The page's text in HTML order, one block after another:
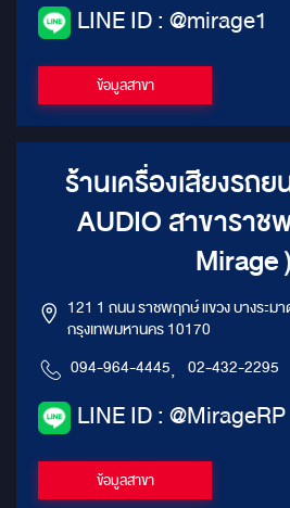
LINE ID : @mirage1
ข้อมูลสาขา
ร้านเครื่องเสียงรถ
AUDIO สาขาราชพฤกษ์ ( Vivi
Mirage )
121 1 ถนน ราชพฤกษ์ แขวง บางระม
กรุงเทพมหานคร 10170
094-964-4445, 02-432-2295
LINE ID : @MirageRP
ข้อมูลสาขา